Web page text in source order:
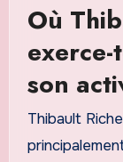
Où
son
Thibault